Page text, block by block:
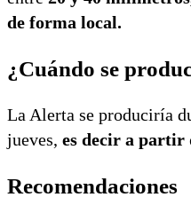
de forma local.
¿Cuándo se
La Alerta se produciría
jueves, es decir a partir
Recomendaciones